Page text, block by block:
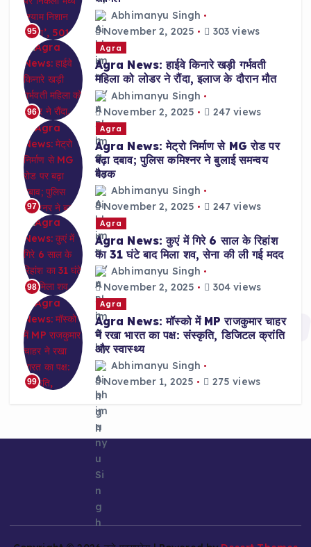
95
Abhimanyu Singh
November 2, 2025
303 views
96
Agra
Agra News: हाईवे किनारे खड़ी गर्भवती
महिला को लोडर ने रौंदा, इलाज के दौरान मौत
Abhimanyu Singh
November 2, 2025
247 views
97
Agra
Agra News: मेट्रो निर्माण से MG रोड पर
बढ़ा दबाव; पुलिस कमिश्नर ने बुलाई समन्वय
बैठक
Abhimanyu Singh
November 2, 2025
247 views
98
Agra
Agra News: कुएं में गिरे 6 साल के रिहांश
का 31 घंटे बाद मिला शव, सेना की ली गई मदद
Abhimanyu Singh
November 2, 2025
304 views
99
Agra
Agra News: मॉस्को में MP राजकुमार चाहर
ने रखा भारत का पक्ष: संस्कृति, डिजिटल क्रांति
और स्वास्थ्य
Abhimanyu Singh
November 1, 2025
275 views